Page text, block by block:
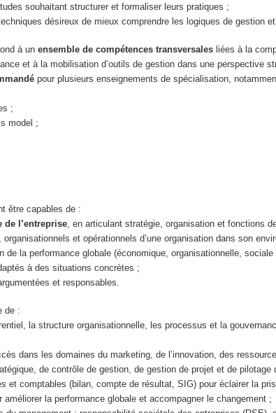
souhaitant structurer et formaliser leurs pratiques ;
désireux de mieux comprendre les logiques de gestion
à unensemble de compétences transversales liées à la
et à la mobilisation d’outils de gestion dans une perspective
pour plusieurs enseignements de spécialisation,
;
model ;
être capables de :
l’entreprise, en articulant stratégie, organisation et fonctions
et opérationnels d’une organisation dans son
de la performance globale (économique, organisationnelle,
à des situations concrètes ;
et responsables.
de :
la structure organisationnelle, les processus et la
dans les domaines du marketing, de l’innovation, des
de contrôle de gestion, de gestion de projet et de pilotage
et comptables (bilan, compte de résultat, SIG) pour éclairer la
améliorer la performance globale et accompagner le changement ;